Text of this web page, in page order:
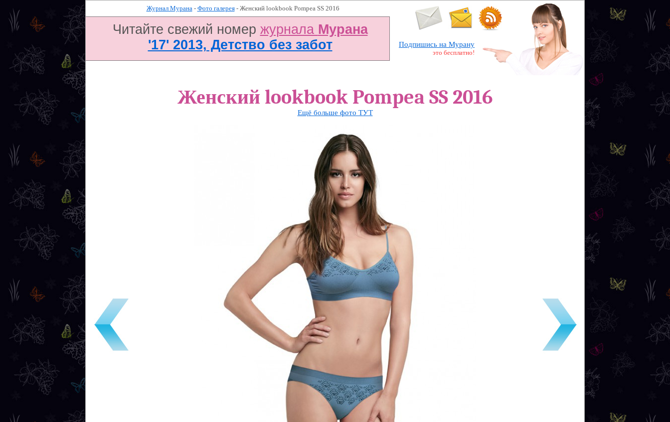
Журнал Мурана- Фото галерея- Женский lookbook Pompea SS 2016
Читайте свежий номер журнала Мурана
'17' 2013, Детство без забот
Подпишись на Мурану
это бесплатно!
Женский lookbook Pompea SS 2016
Ещё больше фото ТУТ